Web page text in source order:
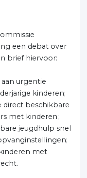
een debat over
brief hiervoor:
urgentie
kinderen;
direct beschikbare
met kinderen;
jeugdhulp snel
met